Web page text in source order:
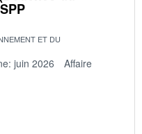
ET DU
juin 2026
Affaire